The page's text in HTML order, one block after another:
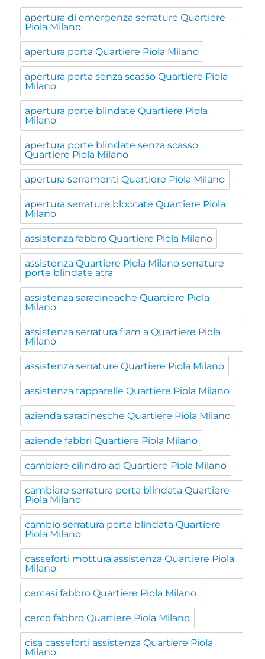
apertura di emergenza serrature Quartiere
Piola Milano
apertura porta Quartiere Piola Milano
apertura porta senza scasso Quartiere Piola
Milano
apertura porte blindate Quartiere Piola
Milano
apertura porte blindate senza scasso
Quartiere Piola Milano
apertura serramenti Quartiere Piola Milano
apertura serrature bloccate Quartiere Piola
Milano
assistenza fabbro Quartiere Piola Milano
assistenza Quartiere Piola Milano serrature
porte blindate atra
assistenza saracineache Quartiere Piola
Milano
assistenza serratura fiam a Quartiere Piola
Milano
assistenza serrature Quartiere Piola Milano
assistenza tapparelle Quartiere Piola Milano
azienda saracinesche Quartiere Piola Milano
aziende fabbri Quartiere Piola Milano
cambiare cilindro ad Quartiere Piola Milano
cambiare serratura porta blindata Quartiere
Piola Milano
cambio serratura porta blindata Quartiere
Piola Milano
casseforti mottura assistenza Quartiere Piola
Milano
cercasi fabbro Quartiere Piola Milano
cerco fabbro Quartiere Piola Milano
cisa casseforti assistenza Quartiere Piola
Milano